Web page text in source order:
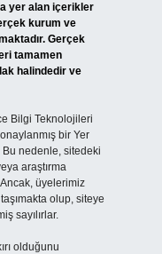
yer alan içerikler
kurum ve
Gerçek
tamamen
halindedir ve
Bilgi Teknolojileri
bir Yer
Bu nedenle, sitedeki
araştırma
üyelerimiz
olup, siteye
sayılırlar.
olduğunu